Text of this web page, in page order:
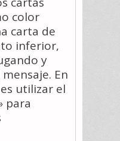
color
carta de
inferior,
y
En
utilizar el
para